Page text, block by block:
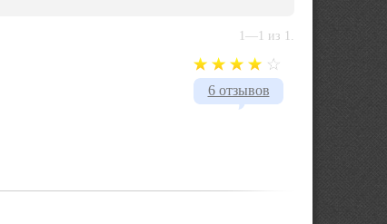
1—1 из 1.
6 отзывов